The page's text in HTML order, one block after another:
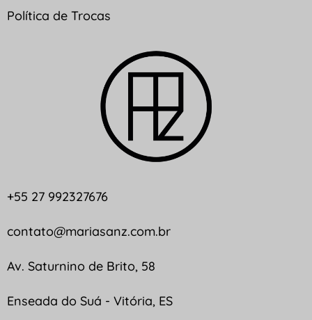
Política de Trocas
+55 27 992327676
contato@mariasanz.com.br
Av. Saturnino de Brito, 58
Enseada do Suá - Vitória, ES